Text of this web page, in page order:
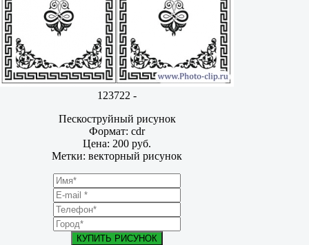
123722 -
Пескоструйный рисунок
Формат: cdr
Цена: 200 руб.
Метки: векторный рисунок
КУПИТЬ РИСУНОК